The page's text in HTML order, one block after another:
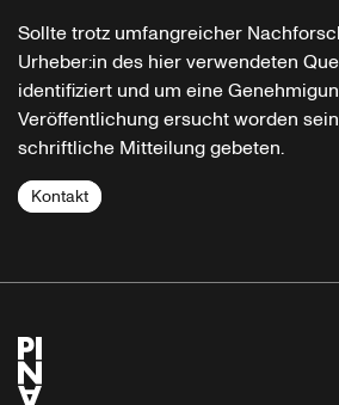
Sollte trotz umfangreicher
Urheber:in des hier verwendeten
identifiziert und um eine
Veröffentlichung ersucht worden
schriftliche Mitteilung gebeten.
Kontakt